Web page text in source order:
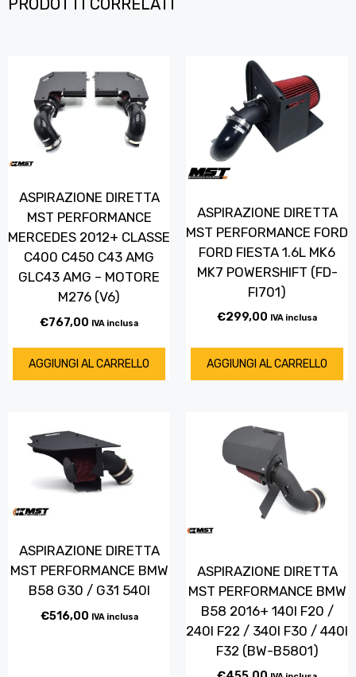
PRODOTTI CORRELATI
ASPIRAZIONE DIRETTA
MST PERFORMANCE
MERCEDES 2012+ CLASSE
C400 C450 C43 AMG
GLC43 AMG – MOTORE
M276 (V6)
€767,00 IVA inclusa
AGGIUNGI AL CARRELLO
ASPIRAZIONE DIRETTA
MST PERFORMANCE FORD
FORD FIESTA 1.6L MK6
MK7 POWERSHIFT (FD-
FI701)
€299,00 IVA inclusa
AGGIUNGI AL CARRELLO
ASPIRAZIONE DIRETTA
MST PERFORMANCE BMW
B58 G30 / G31 540I
€516,00 IVA inclusa
ASPIRAZIONE DIRETTA
MST PERFORMANCE BMW
B58 2016+ 140I F20 /
240I F22 / 340I F30 / 440I
F32 (BW-B5801)